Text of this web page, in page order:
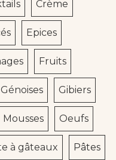
Crème
Epices
Fruits
Génoises Gibiers
Mousses Oeufs
à gâteaux Pâtes